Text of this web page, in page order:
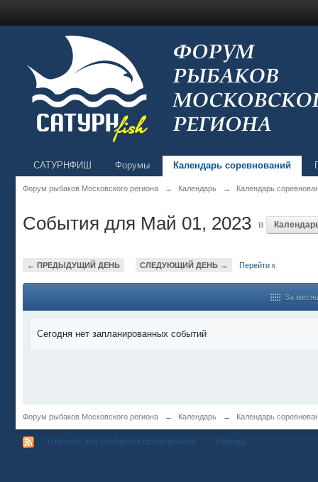
САТУРНФИШ Форумы Календарь соревнований
Форум рыбаков Московского региона → Календарь → Календарь
События для Май 01, 2023 в
← ПРЕДЫДУЩИЙ ДЕНЬ СЛЕДУЮЩИЙ ДЕНЬ → Перейти к
За месяц
Сегодня нет запланированных событий
Форум рыбаков Московского региона → Календарь → Календарь
Отметить все сообщения прочитанными Помощь